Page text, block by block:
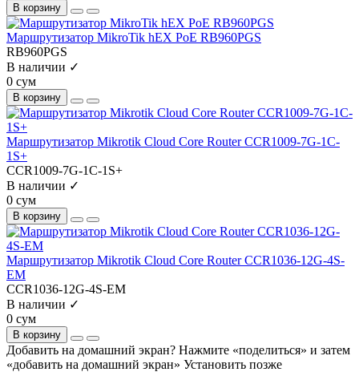
В корзину
Маршрутизатор MikroTik hEX PoE RB960PGS
RB960PGS
В наличии ✓
0 сум
В корзину
Маршрутизатор Mikrotik Cloud Core Router CCR1009-7G-1C-
1S+
CCR1009-7G-1C-1S+
В наличии ✓
0 сум
В корзину
Маршрутизатор Mikrotik Cloud Core Router CCR1036-12G-4S-
EM
CCR1036-12G-4S-EM
В наличии ✓
0 сум
В корзину
Добавить на домашний экран? Нажмите «поделиться» и затем
«добавить на домашний экран» Установить позже